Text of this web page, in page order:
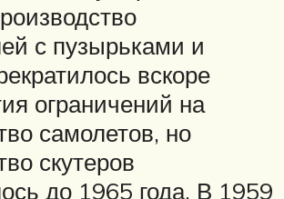
с пузырьками и
вскоре
ограничений на
самолетов, но
скутеров
до 1965 года. В 1959